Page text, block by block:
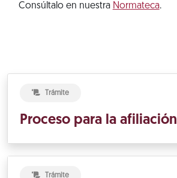
Consúltalo en nuestra Normateca.
Trámite
Proceso para la afiliación
Trámite